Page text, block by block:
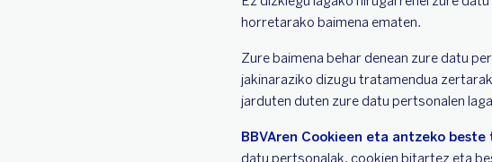
horretarako baimena ematen.
Zure baimena behar denean zure datu
jakinaraziko dizugu tratamendua
jarduten duten zure datu pertsonalen
BBVAren Cookieen eta antzeko
datu pertsonalak, cookien bitartez eta